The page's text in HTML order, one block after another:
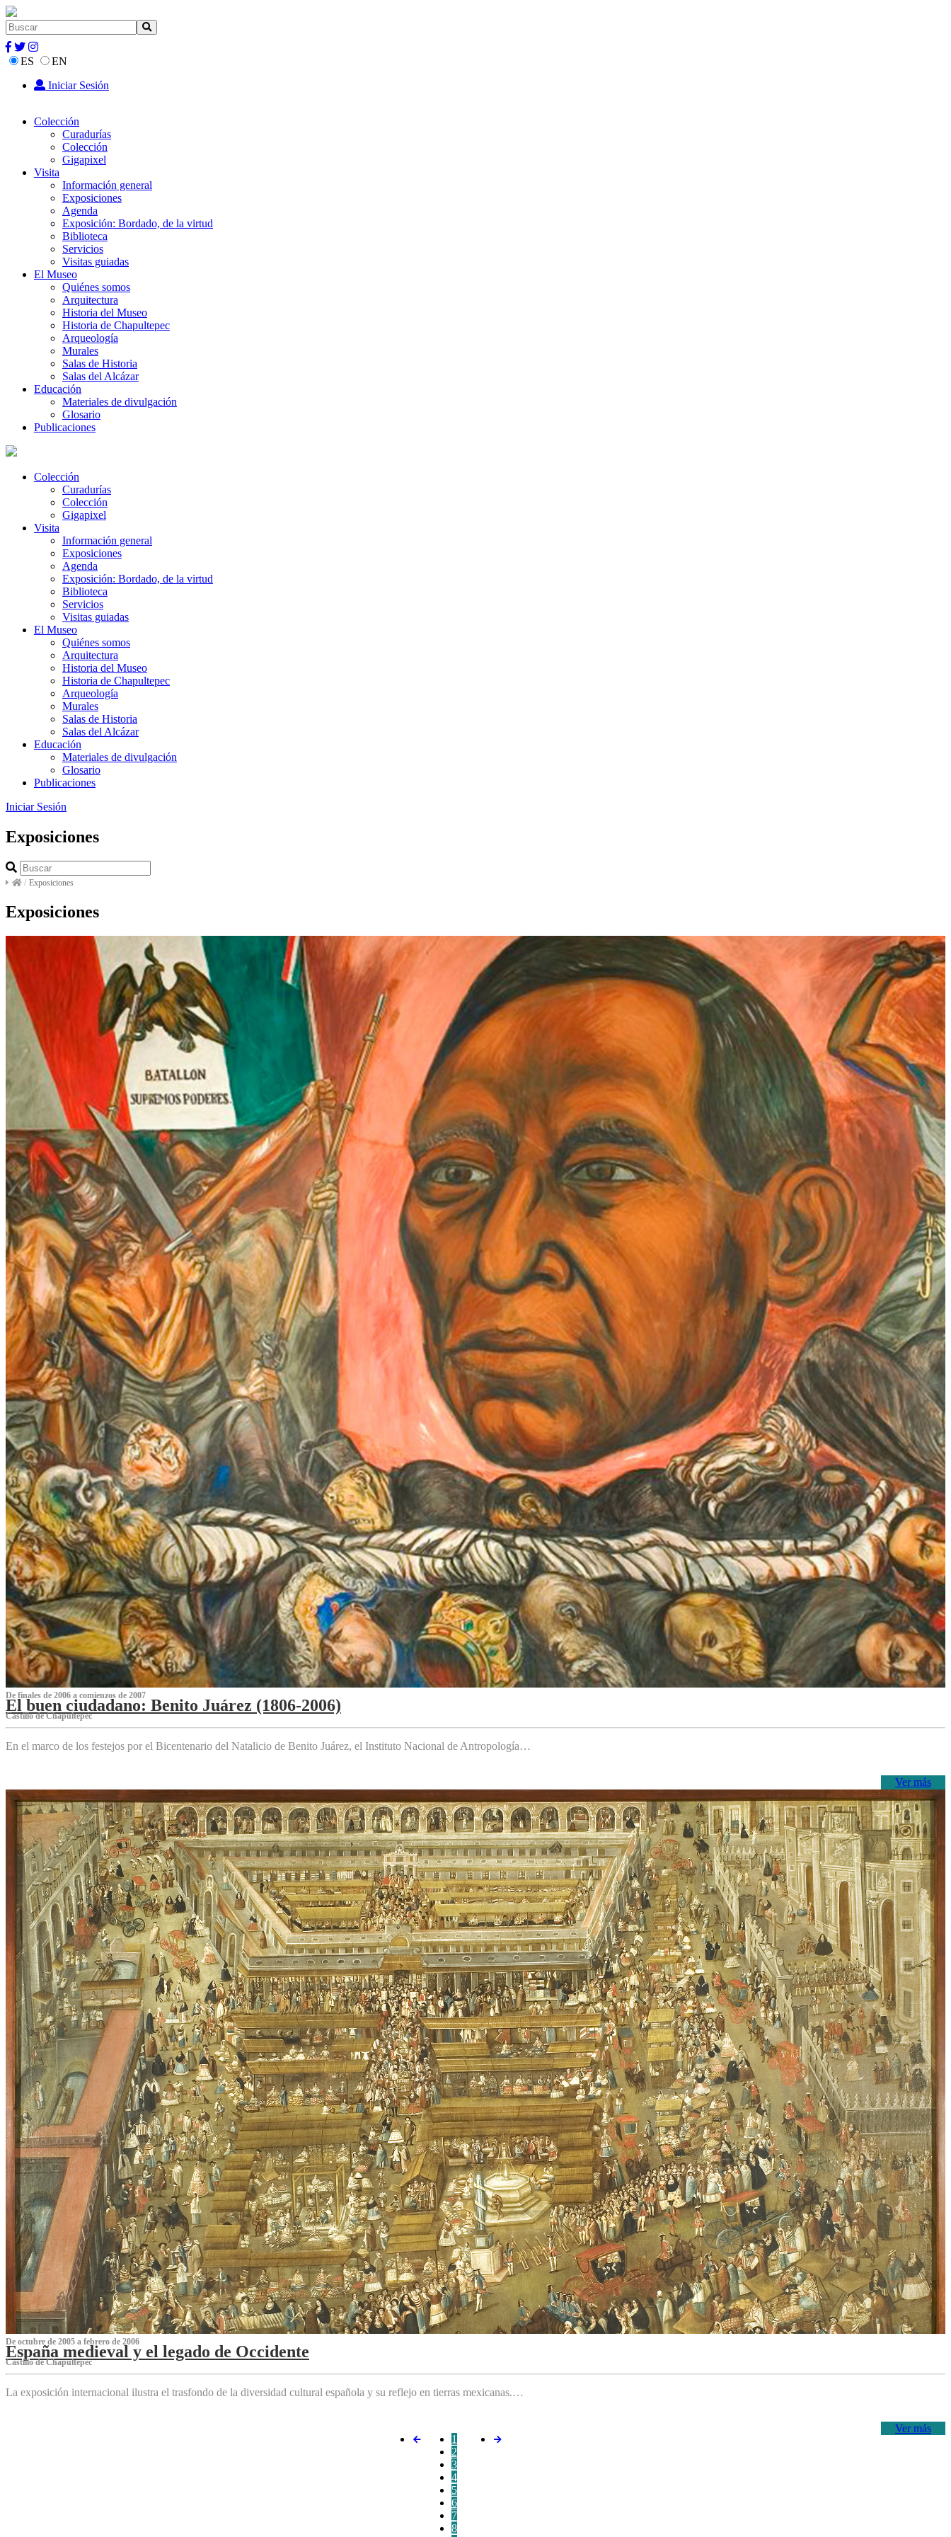
ES
EN
Iniciar Sesión
Colección
Curadurías
Colección
Gigapixel
Visita
Información general
Exposiciones
Agenda
Exposición: Bordado, de la virtud
Biblioteca
Servicios
Visitas guiadas
El Museo
Quiénes somos
Arquitectura
Historia del Museo
Historia de Chapultepec
Arqueología
Murales
Salas de Historia
Salas del Alcázar
Educación
Materiales de divulgación
Glosario
Publicaciones
Colección
Curadurías
Colección
Gigapixel
Visita
Información general
Exposiciones
Agenda
Exposición: Bordado, de la virtud
Biblioteca
Servicios
Visitas guiadas
El Museo
Quiénes somos
Arquitectura
Historia del Museo
Historia de Chapultepec
Arqueología
Murales
Salas de Historia
Salas del Alcázar
Educación
Materiales de divulgación
Glosario
Publicaciones
Iniciar Sesión
Exposiciones
/ Exposiciones
Exposiciones
De finales de 2006 a comienzos de 2007
El buen ciudadano: Benito Juárez (1806-2006)
Castillo de Chapultepec
En el marco de los festejos por el Bicentenario del Natalicio de Benito Juárez, el Instituto Nacional de Antropología…
Ver más
De octubre de 2005 a febrero de 2006
España medieval y el legado de Occidente
Castillo de Chapultepec
La exposición internacional ilustra el trasfondo de la diversidad cultural española y su reflejo en tierras mexicanas.…
Ver más
1
2
3
4
5
6
7
8